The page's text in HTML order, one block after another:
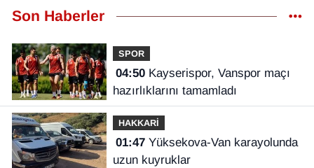
Son Haberler
SPOR
04:50Kayserispor, Vanspor maçı
hazırlıklarını tamamladı
HAKKARİ
01:47Yüksekova-Van karayolunda
uzun kuyruklar